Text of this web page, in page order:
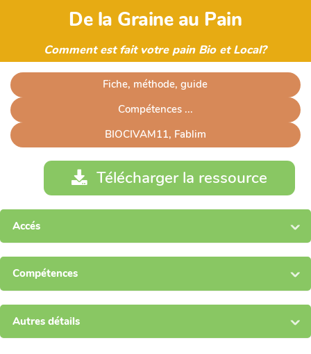
De la Graine au Pain
Comment est fait votre pain Bio et Local?
Fiche, méthode, guide
Compétences ...
BIOCIVAM11, Fablim
Télécharger la ressource
Accés
Compétences
Autres détails